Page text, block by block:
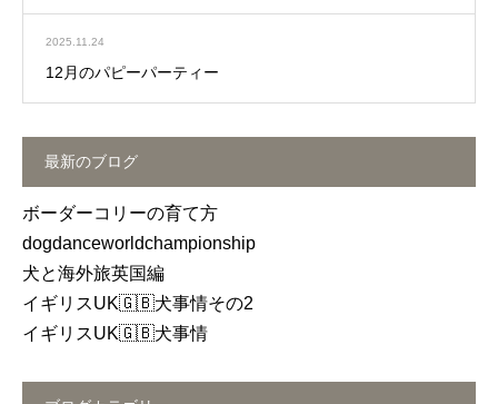
2025.11.24
12月のパピーパーティー
最新のブログ
ボーダーコリーの育て方
dogdanceworldchampionship
犬と海外旅英国編
イギリスUK🇬🇧犬事情その2
イギリスUK🇬🇧犬事情